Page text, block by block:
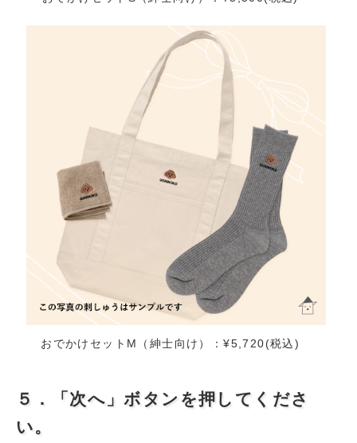
おでかけセットM（紳士向け）：¥5,720(税込)
５．「次へ」ボタンを押してくださ
い。